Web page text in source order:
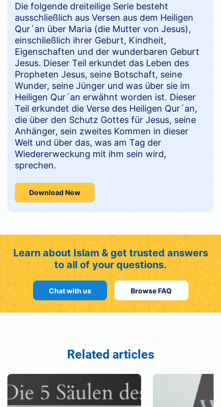
Die folgende dreiteilige Serie besteht
ausschließlich aus Versen aus dem Heiligen
Qur´an über Maria (die Mutter von Jesus),
einschließlich ihrer Geburt, Kindheit,
Eigenschaften und der wunderbaren Geburt
Jesus. Dieser Teil erkundet das Leben des
Propheten Jesus, seine Botschaft, seine
Wunder, seine Jünger und was über sie im
Heiligen Qur´an erwähnt worden ist. Dieser
Teil erkundet die Verse des Heiligen Qur´an,
die über den Schutz Gottes für Jesus, seine
Anhänger, sein zweites Kommen in dieser
Welt und über das, was am Tag der
Wiedererweckung mit ihm sein wird,
sprechen.
Download Now
Learn about Islam & get trusted answers
to all of your questions.
Chat with us Browse FAQ
Related articles